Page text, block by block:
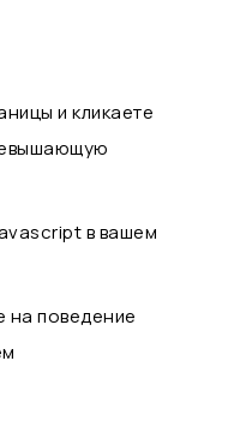
и кликаете
в вашем
на поведение